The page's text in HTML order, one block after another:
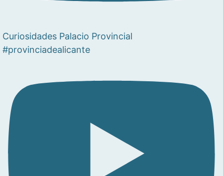
Curiosidades Palacio Provincial
#provinciadealicante